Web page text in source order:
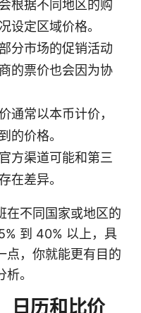
根据不同地区的购
设定区域价格。
分市场的促销活动
的票价也会因为协
通常以本币计价，
的价格。
方渠道可能和第三
在差异。
在不同国家或地区的
到 40% 以上，具
点，你就能更有目的
。
日历和比价